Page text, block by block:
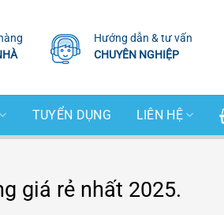
Hướng dẫn & tư vấn
CHUYÊN NGHIỆP
TUYỂN DỤNG LIÊN HỆ
giá rẻ nhất 2025.